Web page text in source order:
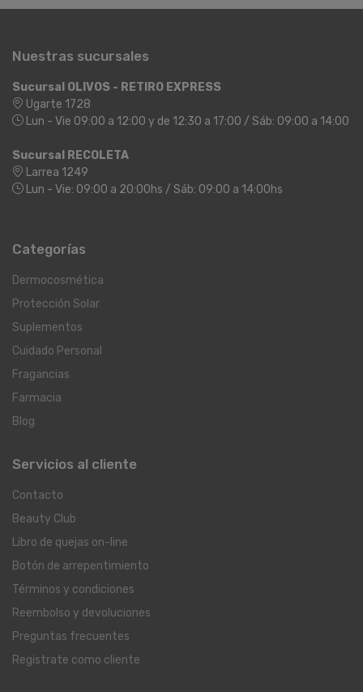
Nuestras sucursales
Sucursal OLIVOS - RETIRO EXPRESS
Ugarte 1728
Lun - Vie 09:00 a 12:00 y de 12:30 a 17:00 / Sáb: 09:00 a 14:00
Sucursal RECOLETA
Larrea 1249
Lun - Vie: 09:00 a 20:00hs / Sáb: 09:00 a 14:00hs
Categorías
Dermocosmética
Protección Solar
Suplementos
Cuidado Personal
Fragancias
Farmacia
Blog
Servicios al cliente
Contacto
Beauty Club
Libro de quejas on-line
Botón de arrepentimiento
Términos y condiciones
Reembolso y devoluciones
Preguntas frecuentes
Registrate como cliente